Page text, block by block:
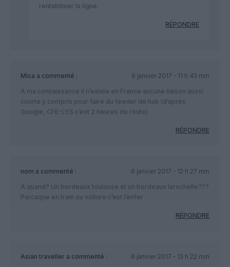
rentabiliser la ligne.
RÉPONDRE
Mica a commenté :
6 janvier 2017 - 11 h 43 min
A ma connaissance il n’existe en France aucune liaison aussi
courte y compris pour faire du feeder de hub (d’après
Google, CFE-LYS c’est 2 heures de route)
RÉPONDRE
nom a commenté :
6 janvier 2017 - 12 h 27 min
A quand? Un bordeaux toulouse et un bordeaux larochelle???
Parcaque en train ou voiture c’est l’enfer
RÉPONDRE
Asian traveller a commenté :
6 janvier 2017 - 13 h 22 min